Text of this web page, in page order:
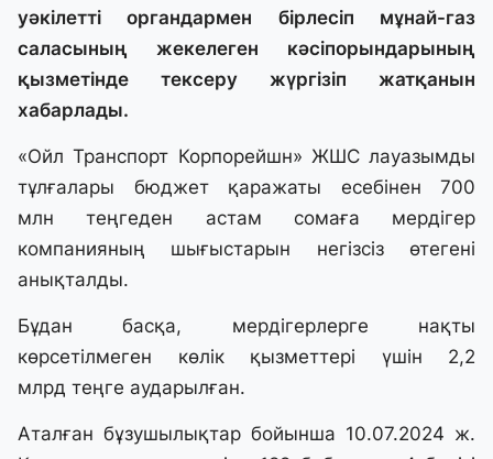
уәкілетті органдармен бірлесіп мұнай-газ
саласының жекелеген кәсіпорындарының
қызметінде тексеру жүргізіп жатқанын
хабарлады.
«Ойл Транспорт Корпорейшн» ЖШС лауазымды
тұлғалары бюджет қаражаты есебінен 700
млн теңгеден астам сомаға мердігер
компанияның шығыстарын негізсіз өтегені
анықталды.
Бұдан басқа, мердігерлерге нақты
көрсетілмеген көлік қызметтері үшін 2,2
млрд теңге аударылған.
Аталған бұзушылықтар бойынша 10.07.2024 ж.